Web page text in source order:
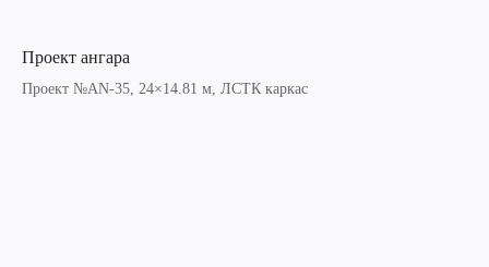
Проект ангара
Проект №AN-35, 24×14.81 м, ЛСТК каркас